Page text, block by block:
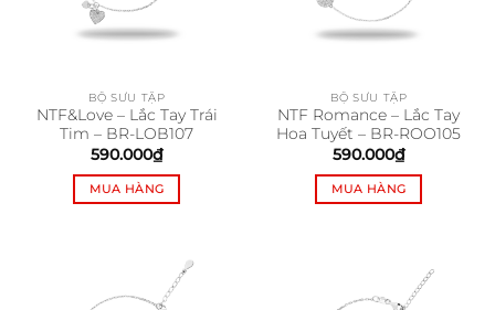
BỘ SƯU TẬP
NTF&Love – Lắc Tay Trái
Tim – BR-LOB107
590.000₫
MUA HÀNG
BỘ SƯU TẬP
NTF Romance – Lắc Tay
Hoa Tuyết – BR-ROO105
590.000₫
MUA HÀNG